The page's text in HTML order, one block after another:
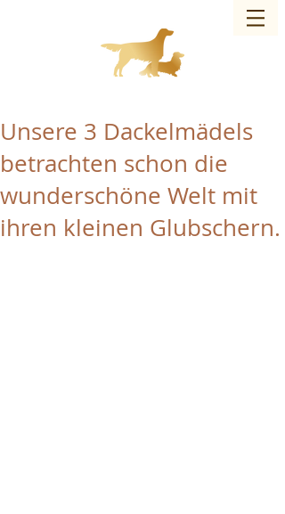
Charmed Bandit of JAG – Hundezucht
Unsere 3 Dackelmädels
betrachten schon die
wunderschöne Welt mit
ihren kleinen Glubschern.